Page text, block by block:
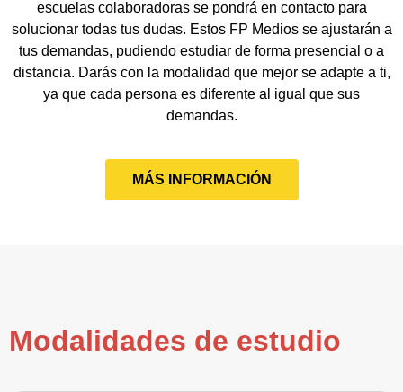
escuelas colaboradoras se pondrá en contacto para
solucionar todas tus dudas. Estos FP Medios se ajustarán a
tus demandas, pudiendo estudiar de forma presencial o a
distancia. Darás con la modalidad que mejor se adapte a ti,
ya que cada persona es diferente al igual que sus
demandas.
MÁS INFORMACIÓN
Modalidades de estudio